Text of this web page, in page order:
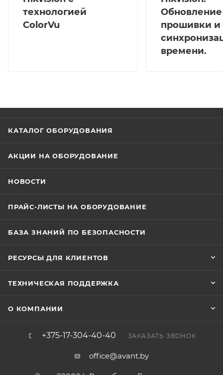
технологией
ColorVu
Обновление
прошивки и
времени.
КАТАЛОГ ОБОРУДОВАНИЯ
АКЦИИ НА ОБОРУДОВАНИЕ
НОВОСТИ
ПРАЙС-ЛИСТЫ НА ОБОРУДОВАНИЕ
БАЗА ЗНАНИЙ ПО БЕЗОПАСНОСТИ
РЕСУРСЫ ДЛЯ КЛИЕНТОВ
ТЕХНИЧЕСКАЯ ПОДДЕРЖКА
О КОМПАНИИ
+375-17-304-40-40 ЗАКАЗАТЬ ЗВОНОК
office@avant.by